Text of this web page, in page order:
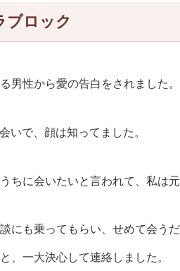
ブロック
男性から愛の告白をされました。
いで、顔は知ってました。
ちに会いたいと言われて、私は
にも乗ってもらい、せめて会う
、一大決心して連絡しました。